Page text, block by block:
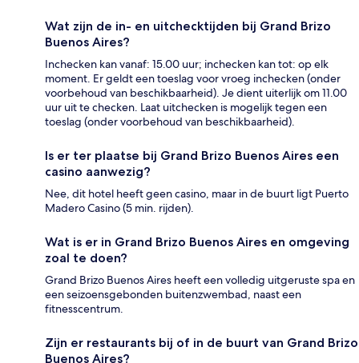
Wat zijn de in- en uitchecktijden bij Grand Brizo
Buenos Aires?
Inchecken kan vanaf: 15.00 uur; inchecken kan tot: op elk
moment. Er geldt een toeslag voor vroeg inchecken (onder
voorbehoud van beschikbaarheid). Je dient uiterlijk om 11.00
uur uit te checken. Laat uitchecken is mogelijk tegen een
toeslag (onder voorbehoud van beschikbaarheid).
Is er ter plaatse bij Grand Brizo Buenos Aires een
casino aanwezig?
Nee, dit hotel heeft geen casino, maar in de buurt ligt Puerto
Madero Casino (5 min. rijden).
Wat is er in Grand Brizo Buenos Aires en omgeving
zoal te doen?
Grand Brizo Buenos Aires heeft een volledig uitgeruste spa en
een seizoensgebonden buitenzwembad, naast een
fitnesscentrum.
Zijn er restaurants bij of in de buurt van Grand Brizo
Buenos Aires?